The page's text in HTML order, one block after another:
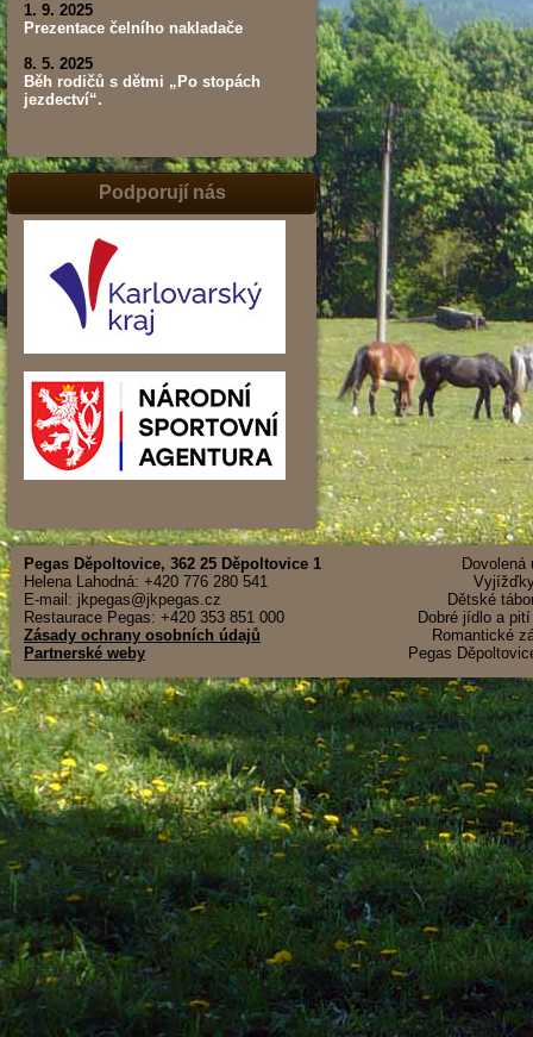
1. 9. 2025
Prezentace čelního nakladače
8. 5. 2025
Běh rodičů s dětmi „Po stopách
jezdectví“.
Podporují nás
Pegas Děpoltovice, 362 25 Děpoltovice 1
Helena Lahodná: +420 776 280 541
E-mail: jkpegas@jkpegas.cz
Restaurace Pegas: +420 353 851 000
Zásady ochrany osobních údajů
Partnerské weby
Dětské
Dobré jídlo a
Romantické
Pegas